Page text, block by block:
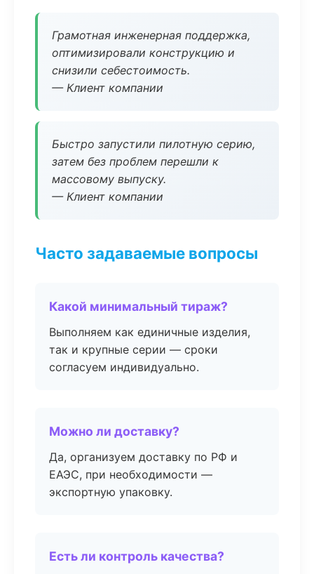
Грамотная инженерная поддержка,
оптимизировали конструкцию и
снизили себестоимость.
— Клиент компании
Быстро запустили пилотную серию,
затем без проблем перешли к
массовому выпуску.
— Клиент компании
Часто задаваемые вопросы
Какой минимальный тираж?
Выполняем как единичные изделия,
так и крупные серии — сроки
согласуем индивидуально.
Можно ли доставку?
Да, организуем доставку по РФ и
ЕАЭС, при необходимости —
экспортную упаковку.
Есть ли контроль качества?